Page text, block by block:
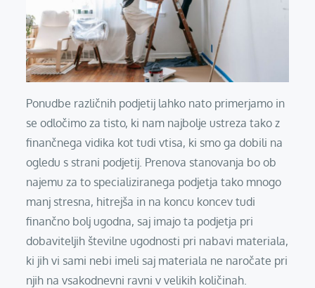
Ponudbe različnih podjetij lahko nato primerjamo in
se odločimo za tisto, ki nam najbolje ustreza tako z
finančnega vidika kot tudi vtisa, ki smo ga dobili na
ogledu s strani podjetij. Prenova stanovanja bo ob
najemu za to specializiranega podjetja tako mnogo
manj stresna, hitrejša in na koncu koncev tudi
finančno bolj ugodna, saj imajo ta podjetja pri
dobaviteljih številne ugodnosti pri nabavi materiala,
ki jih vi sami nebi imeli saj materiala ne naročate pri
njih na vsakodnevni ravni v velikih količinah.